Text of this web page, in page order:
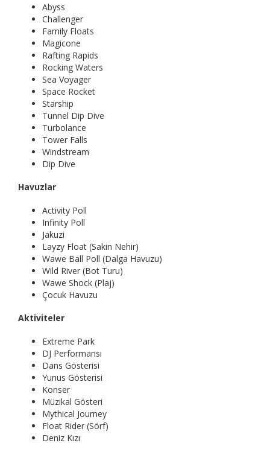
Abyss
Challenger
Family Floats
Magicone
Rafting Rapids
Rocking Waters
Sea Voyager
Space Rocket
Starship
Tunnel Dip Dive
Turbolance
Tower Falls
Windstream
Dip Dive
Havuzlar
Activity Poll
Infinity Poll
Jakuzi
Layzy Float (Sakin Nehir)
Wawe Ball Poll (Dalga Havuzu)
Wild River (Bot Turu)
Wawe Shock (Plaj)
Çocuk Havuzu
Aktiviteler
Extreme Park
DJ Performansı
Dans Gösterisi
Yunus Gösterisi
Konser
Müzikal Gösteri
Mythical Journey
Float Rider (Sörf)
Deniz Kızı